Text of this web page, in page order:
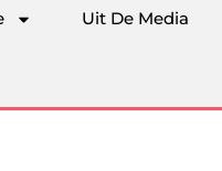
Uit De Media